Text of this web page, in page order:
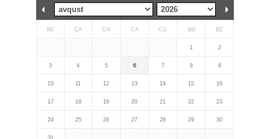
BE ÇA ÇƏ CA CÜ ŞƏ BZ
1 2
3 4 5 6 7 8 9
10 11 12 13 14 15 16
17 18 19 20 21 22 23
24 25 26 27 28 29 30